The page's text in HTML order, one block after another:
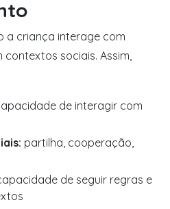
a criança interage com
sociais. Assim,
de interagir com
partilha, cooperação,
de seguir regras e